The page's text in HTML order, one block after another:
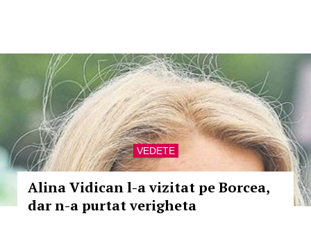
VEDETE
Alina Vidican l-a vizitat pe Borcea,
dar n-a purtat verigheta